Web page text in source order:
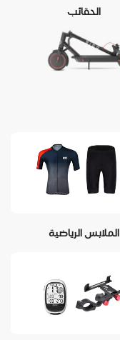
الحقائب
الملابس الرياضية